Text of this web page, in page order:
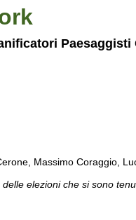
Paesaggisti
Massimo Coraggio,
elezioni che si sono